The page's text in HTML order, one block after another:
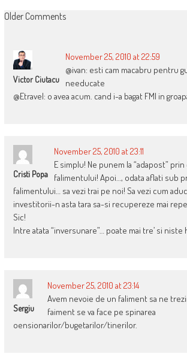
COMMENT
Older Comments
Victor Ciutacu
November 25, 2010 at 22:59
@ivan: esti cam macabru pentru
needucate
@Etravel: o avea acum. cand i-a bagat FMI in
Cristi Popa
November 25, 2010 at 23:11
E simplu! Ne punem la “adapost”
falimentului! Apoi…, odata aflati sub
falimentului… sa vezi trai pe noi! Sa vezi cum
investitorii-n asta tara sa-si recupereze mai
Sic!
Intre atata “inversunare”… poate mai tre’ si niste
Sergiu
November 25, 2010 at 23:14
Avem nevoie de un faliment sa ne
faiment se va face pe spinarea
oensionarilor/bugetarilor/tinerilor.